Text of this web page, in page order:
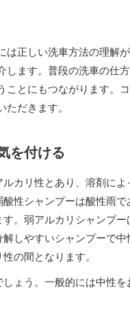
は正しい洗車方法の理解
します。普段の洗車の仕
ことにもつながります。
ただきます。
を付ける
カリ性とあり、溶剤によ
性シャンプーは酸性雨で
。弱アルカリシャンプー
しやすいシャンプーで中
の間となります。
ょう。一般的には中性を